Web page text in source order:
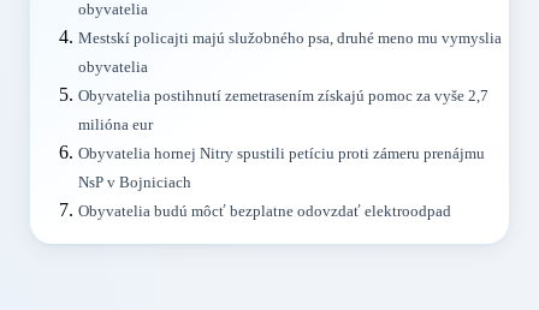
obyvatelia
Mestskí policajti majú služobného psa, druhé meno mu vymyslia
obyvatelia
Obyvatelia postihnutí zemetrasením získajú pomoc za vyše 2,7
milióna eur
Obyvatelia hornej Nitry spustili petíciu proti zámeru prenájmu
NsP v Bojniciach
Obyvatelia budú môcť bezplatne odovzdať elektroodpad